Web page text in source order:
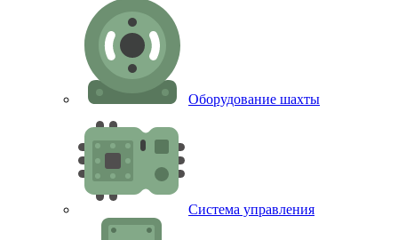
Оборудование шахты
Система управления